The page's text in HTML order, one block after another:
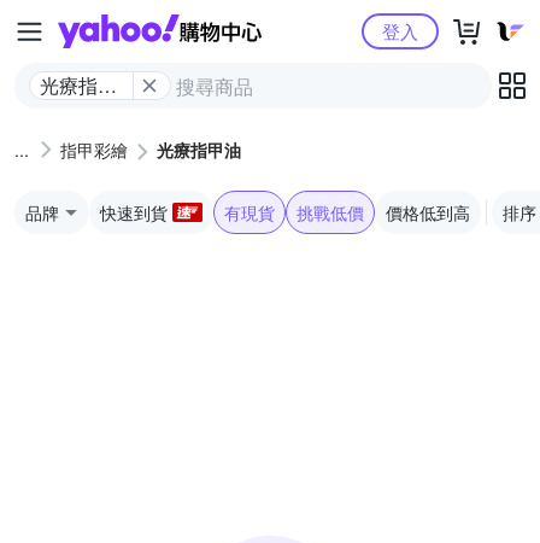
Yahoo購物中心
光療指甲
登入
指甲彩繪 光療指甲油
品牌 快速到貨 有現貨 挑戰低價 價格低到高 排序